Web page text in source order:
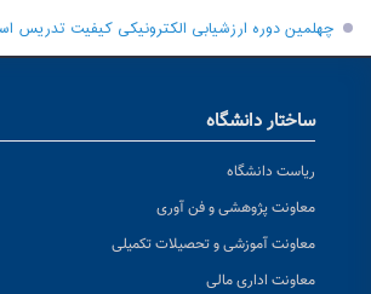
چهلمین دوره ارزشیابی الکترونیکی کیفیت تدریس
ساختار دانشگاه
ریاست دانشگاه
معاونت پژوهشی و فن آوری
معاونت آموزشی و تحصیلات تکمیلی
معاونت اداری مالی